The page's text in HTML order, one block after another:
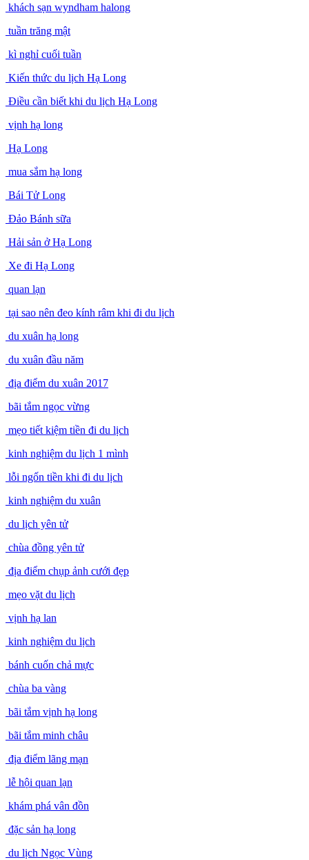
khách sạn wyndham halong
tuần trăng mật
kì nghỉ cuối tuần
Kiến thức du lịch Hạ Long
Điều cần biết khi du lịch Hạ Long
vịnh hạ long
Hạ Long
mua sắm hạ long
Bái Tử Long
Đảo Bánh sữa
Hải sản ở Hạ Long
Xe đi Hạ Long
quan lạn
tại sao nên đeo kính râm khi đi du lịch
du xuân hạ long
du xuân đầu năm
địa điểm du xuân 2017
bãi tắm ngọc vừng
mẹo tiết kiệm tiền đi du lịch
kinh nghiệm du lịch 1 mình
lỗi ngốn tiền khi đi du lịch
kinh nghiệm du xuân
du lịch yên tử
chùa đồng yên tử
địa điểm chụp ảnh cưới đẹp
mẹo vặt du lịch
vịnh hạ lan
kinh nghiệm du lịch
bánh cuốn chả mực
chùa ba vàng
bãi tắm vịnh hạ long
bãi tắm minh châu
địa điểm lãng mạn
lễ hội quan lạn
khám phá vân đồn
đặc sản hạ long
du lịch Ngọc Vùng